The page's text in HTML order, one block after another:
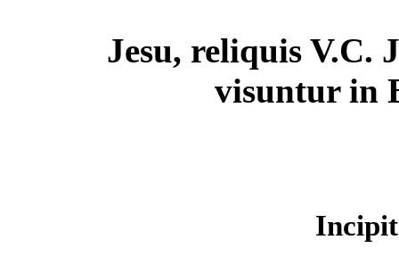
Jesu, reliquis V.C.
visuntur in